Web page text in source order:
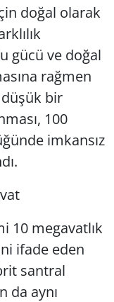
doğal olarak
gücü ve doğal
rağmen
bir
100
imkansız
10 megavatlık
ifade eden
santral
da aynı